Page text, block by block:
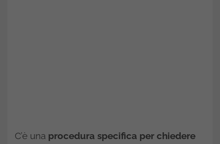
C’è una procedura specifica per chiedere